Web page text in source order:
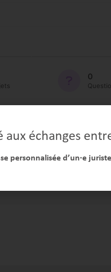
0
aux échanges
personnalisée d’un·e juriste